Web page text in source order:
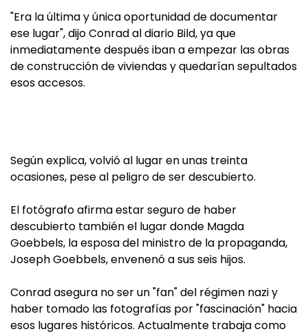
"Era la última y única oportunidad de documentar
ese lugar", dijo Conrad al diario Bild, ya que
inmediatamente después iban a empezar las obras
de construcción de viviendas y quedarían sepultados
esos accesos.
Según explica, volvió al lugar en unas treinta
ocasiones, pese al peligro de ser descubierto.
El fotógrafo afirma estar seguro de haber
descubierto también el lugar donde Magda
Goebbels, la esposa del ministro de la propaganda,
Joseph Goebbels, envenenó a sus seis hijos.
Conrad asegura no ser un "fan" del régimen nazi y
haber tomado las fotografías por "fascinación" hacia
esos lugares históricos. Actualmente trabaja como